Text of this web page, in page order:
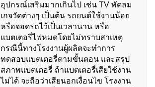
อุปกรณ์เสริมมากเกินไป เช่น TV พัดลม
เกจวัดต่างๆ เป็นต้น รถยนต์ใช้งานน้อย
หรือจอดรถไว้เป็นเวลานาน หรือ
แบตเตอรี่ไฟหมดโดยไม่ทราบสาเหตุ
กรณีนี้ทางโรงงานผู้ผลิตจะทำการ
ทดสอบแบตเตอรี่ตามขั้นตอน และสรุป
สภาพแบตเตอรี่ ถ้าแบตเตอรี่เสียใช้งาน
ไม่ได้ จะถือว่าเสียนอกเงื่อนไข โรงงาน